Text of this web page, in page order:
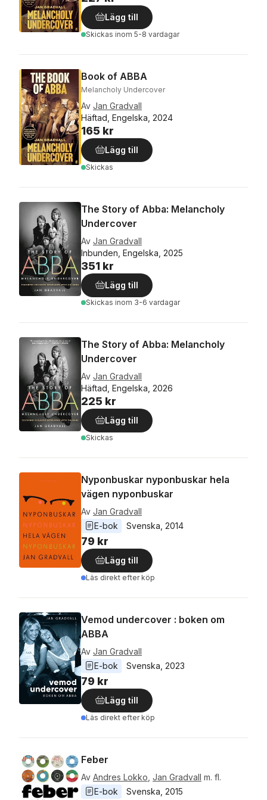
Lägg till
Skickas inom 5-8 vardagar
Book of ABBA
Melancholy Undercover
Av Jan Gradvall
Häftad, Engelska, 2024
165 kr
Lägg till
Skickas
The Story of Abba: Melancholy
Undercover
Av Jan Gradvall
Inbunden, Engelska, 2025
351 kr
Lägg till
Skickas inom 3-6 vardagar
The Story of Abba: Melancholy
Undercover
Av Jan Gradvall
Häftad, Engelska, 2026
225 kr
Lägg till
Skickas
Nyponbuskar nyponbuskar hela
vägen nyponbuskar
Av Jan Gradvall
E-bok
Svenska 2014
79 kr
Lägg till
Läs direkt efter köp
Vemod undercover : boken om
ABBA
Av Jan Gradvall
E-bok
Svenska 2023
79 kr
Lägg till
Läs direkt efter köp
Feber
Av Andres Lokko Jan Gradvall m. fl.
E-bok
Svenska 2015